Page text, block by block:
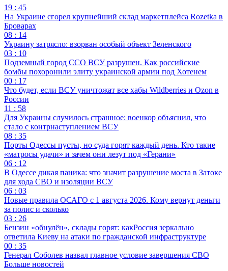
19 : 45
На Украине сгорел крупнейший склад маркетплейса Rozetka в
Броварах
08 : 14
Украину затрясло: взорван особый объект Зеленского
03 : 10
Подземный город ССО ВСУ разрушен. Как российские
бомбы похоронили элиту украинской армии под Хотенем
00 : 17
Что будет, если ВСУ уничтожат все хабы Wildberries и Ozon в
России
11 : 58
Для Украины случилось страшное: военкор объяснил, что
стало с контрнаступлением ВСУ
08 : 35
Порты Одессы пусты, но суда горят каждый день. Кто такие
«матросы удачи» и зачем они лезут под «Герани»
06 : 12
В Одессе дикая паника: что значит разрушение моста в Затоке
для хода СВО и изоляции ВСУ
06 : 03
Новые правила ОСАГО с 1 августа 2026. Кому вернут деньги
за полис и сколько
03 : 26
Бензин «обнулён», склады горят: какРоссия зеркально
ответила Киеву на атаки по гражданской инфраструктуре
00 : 35
Генерал Соболев назвал главное условие завершения СВО
Больше новостей